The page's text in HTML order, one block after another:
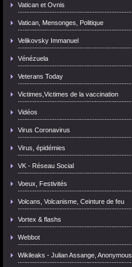
Vatican et Ovnis
Vatican, Mensonges, Politique
Velikovsky Immanuel
Vénézuela
Veterans Today
Victimes,Victimes de la vaccination
Vidéos
Virus Coronavirus
Virus, épidémies
VK - Réseau Social
Voeux, Festivités
Volcans, Volcanisme, Ceinture de feu
Vortex & flashs
Webbot
Wikileaks - Julian Assange, Anonymous